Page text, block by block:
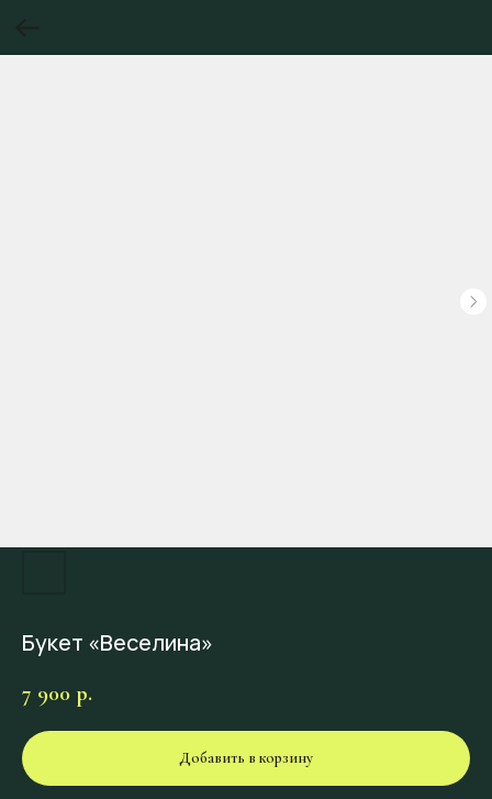
Букет «Веселина»
7 900 р.
Добавить в корзину